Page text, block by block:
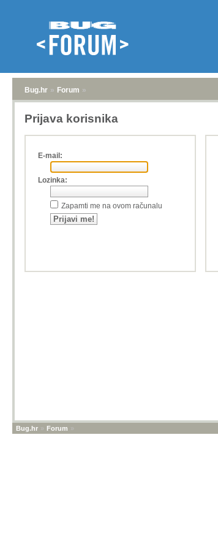
Bug.hr » Forum »
Prijava korisnika
E-mail:
Lozinka:
Zapamti me na ovom računalu
Bug.hr » Forum »